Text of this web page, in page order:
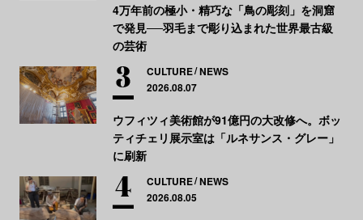
4万年前の極小・精巧な「鳥の彫刻」を洞窟
で発見──羽毛まで彫り込まれた世界最古級
の芸術
CULTURE NEWS
2026.08.07
ウフィツィ美術館が91億円の大改修へ。ボッ
ティチェリ展示室は「ルネサンス・グレー」
に刷新
CULTURE NEWS
2026.08.05